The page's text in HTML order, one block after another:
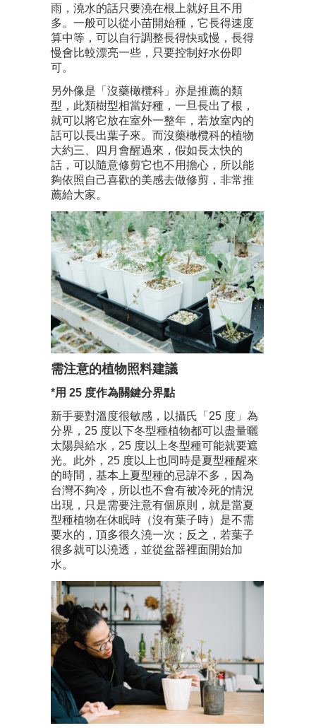
雨，澆水的話只要澆在根上就好且不用
多。一般可以從小苗開始種，它長得速度
算中等，可以自行調整長得快或慢，長得
慢會比較漂亮一些，只要控制好水份即
可。
另外像是「沒藥橄欖科」亦是推薦的類
型，此類樹型相當好種，一旦長出了根，
就可以將它放在室外一整年，若放室內的
話可以長出葉子來。而沒藥橄欖科的植物
大約三、四月會醒過來，假如長太快的
話，可以隨意修剪它也不用擔心，所以能
夠依照自己喜歡的美感去做修剪，非常推
薦給大家。
需注意的植物照料建議
*用 25 度作為關鍵分界點
新手要對溫度很敏感，以攝氏「25 度」為
分界，25 度以下冬型種植物都可以盡量曬
太陽與給水，25 度以上冬型種可能就要遮
光。此外，25 度以上也同時是夏型種醒來
的時間，基本上夏型種的忌諱不多，因為
台灣不夠冷，所以也不會有被冷死的情況
出現，只是需要注意有個原則，就是當夏
型種植物在休眠時（沒有葉子時）是不需
要水的，頂多很久澆一次；反之，若葉子
很多就可以澆透，並從盆器裡面開始加
水。